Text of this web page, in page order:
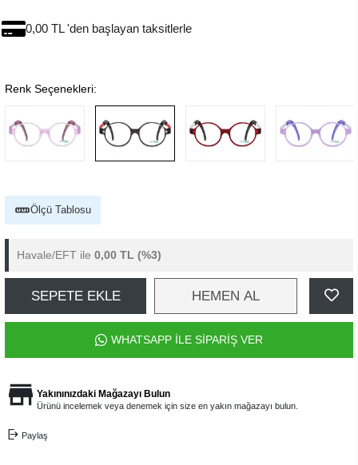
0,00 TL 'den başlayan taksitlerle
Renk Seçenekleri:
Ölçü Tablosu
Havale/EFT ile 0,00 TL (%3)
SEPETE EKLE HEMEN AL
WHATSAPP İLE SİPARİŞ VER
Yakınınızdaki Mağazayı Bulun
Ürünü incelemek veya denemek için size en yakın mağazayı bulun.
Paylaş